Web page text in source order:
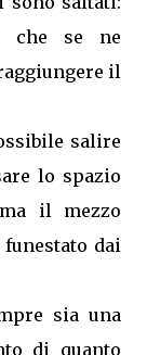
che se ne
il
salire
lo spazio
il mezzo
dai
sia una
di quanto